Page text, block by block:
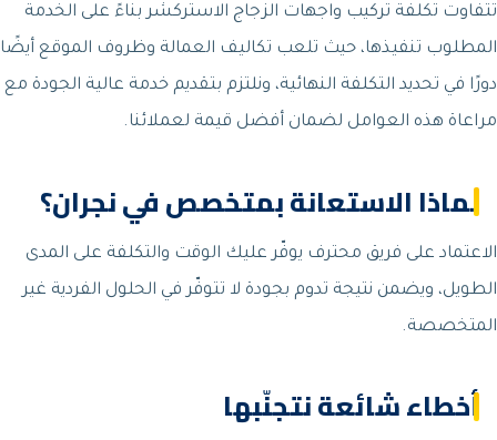
تتفاوت تكلفة تركيب واجهات الزجاج الاستركشر بناءً على الخدمة
المطلوب تنفيذها، حيث تلعب تكاليف العمالة وظروف الموقع أيضًا
دورًا في تحديد التكلفة النهائية، ونلتزم بتقديم خدمة عالية الجودة مع
مراعاة هذه العوامل لضمان أفضل قيمة لعملائنا.
لماذا الاستعانة بمتخصص في نجران؟
الاعتماد على فريق محترف يوفّر عليك الوقت والتكلفة على المدى
الطويل، ويضمن نتيجة تدوم بجودة لا تتوفّر في الحلول الفردية غير
المتخصصة.
أخطاء شائعة نتجنّبها